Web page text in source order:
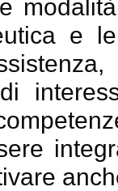
e